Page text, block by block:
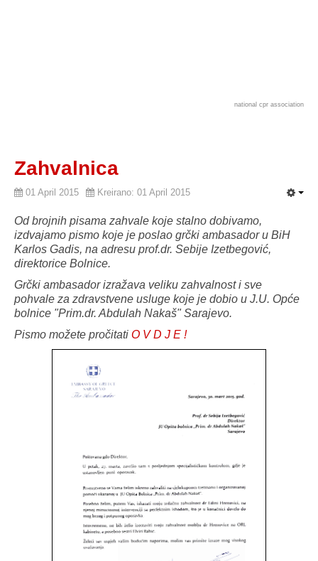
national cpr association
Zahvalnica
01 April 2015 Kreirano: 01 April 2015
Od brojnih pisama zahvale koje stalno dobivamo,
izdvajamo pismo koje je poslao grčki ambasador u BiH
Karlos Gadis, na adresu prof.dr. Sebije Izetbegović,
direktorice Bolnice.
Grčki ambasador izražava veliku zahvalnost i sve
pohvale za zdravstvene usluge koje je dobio u J.U. Opće
bolnice "Prim.dr. Abdulah Nakaš" Sarajevo.
Pismo možete pročitati O V D J E !